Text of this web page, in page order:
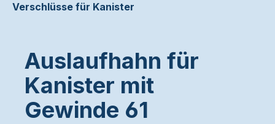
Verschlüsse für Kanister
Auslaufhahn für
Kanister mit
Gewinde 61